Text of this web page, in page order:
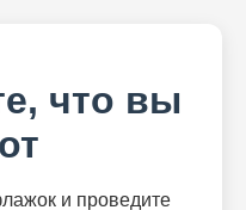
что вы
и проведите